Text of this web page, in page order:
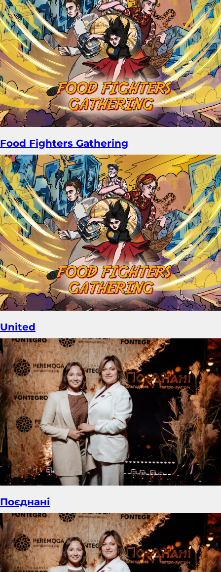
Food Fighters Gathering
United
Поєднані